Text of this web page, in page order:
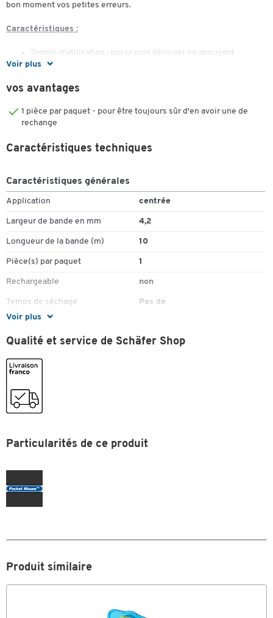
Voir plus
bon moment vos petites erreurs.
Caractéristiques :
Simple d’utilisation : poser puis dérouler en appuyant
légèrement
Réinscriptible immédiatement
Coloris du ruban : blanc
Dimensions : 4,2 mm x 10 m
vos avantages
1 pièce par paquet - pour être toujours sûr d'en avoir une de
rechange
Voir plus
Caractéristiques techniques
Caractéristiques générales
Application centrée
Largeur de bande en mm 4,2
Longueur de la bande (m) 10
Pièce(s) par paquet 1
Rechargeable non
Temps de séchage Pas de
Qualité et service de Schäfer Shop
Particularités de ce produit
Produit similaire